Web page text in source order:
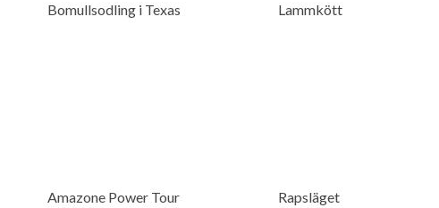
Bomullsodling i Texas Lammkött
Amazone Power Tour Rapsläget